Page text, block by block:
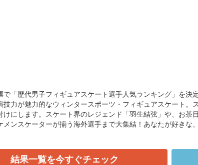
で「歴代男子フィギュアスケート選手人気ランキング」を
技力が魅力的なウィンタースポーツ・フィギュアスケート
けにします。スケート界のレジェンド「羽生結弦」や、お
メンスケーターが揃う海外選手まで大集結！あなたが好きな
結果一覧を今すぐチェック